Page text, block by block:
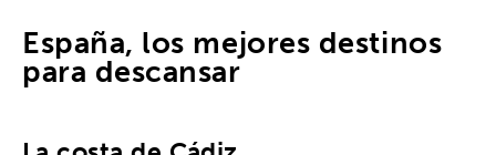
España, los mejores destinos
para descansar